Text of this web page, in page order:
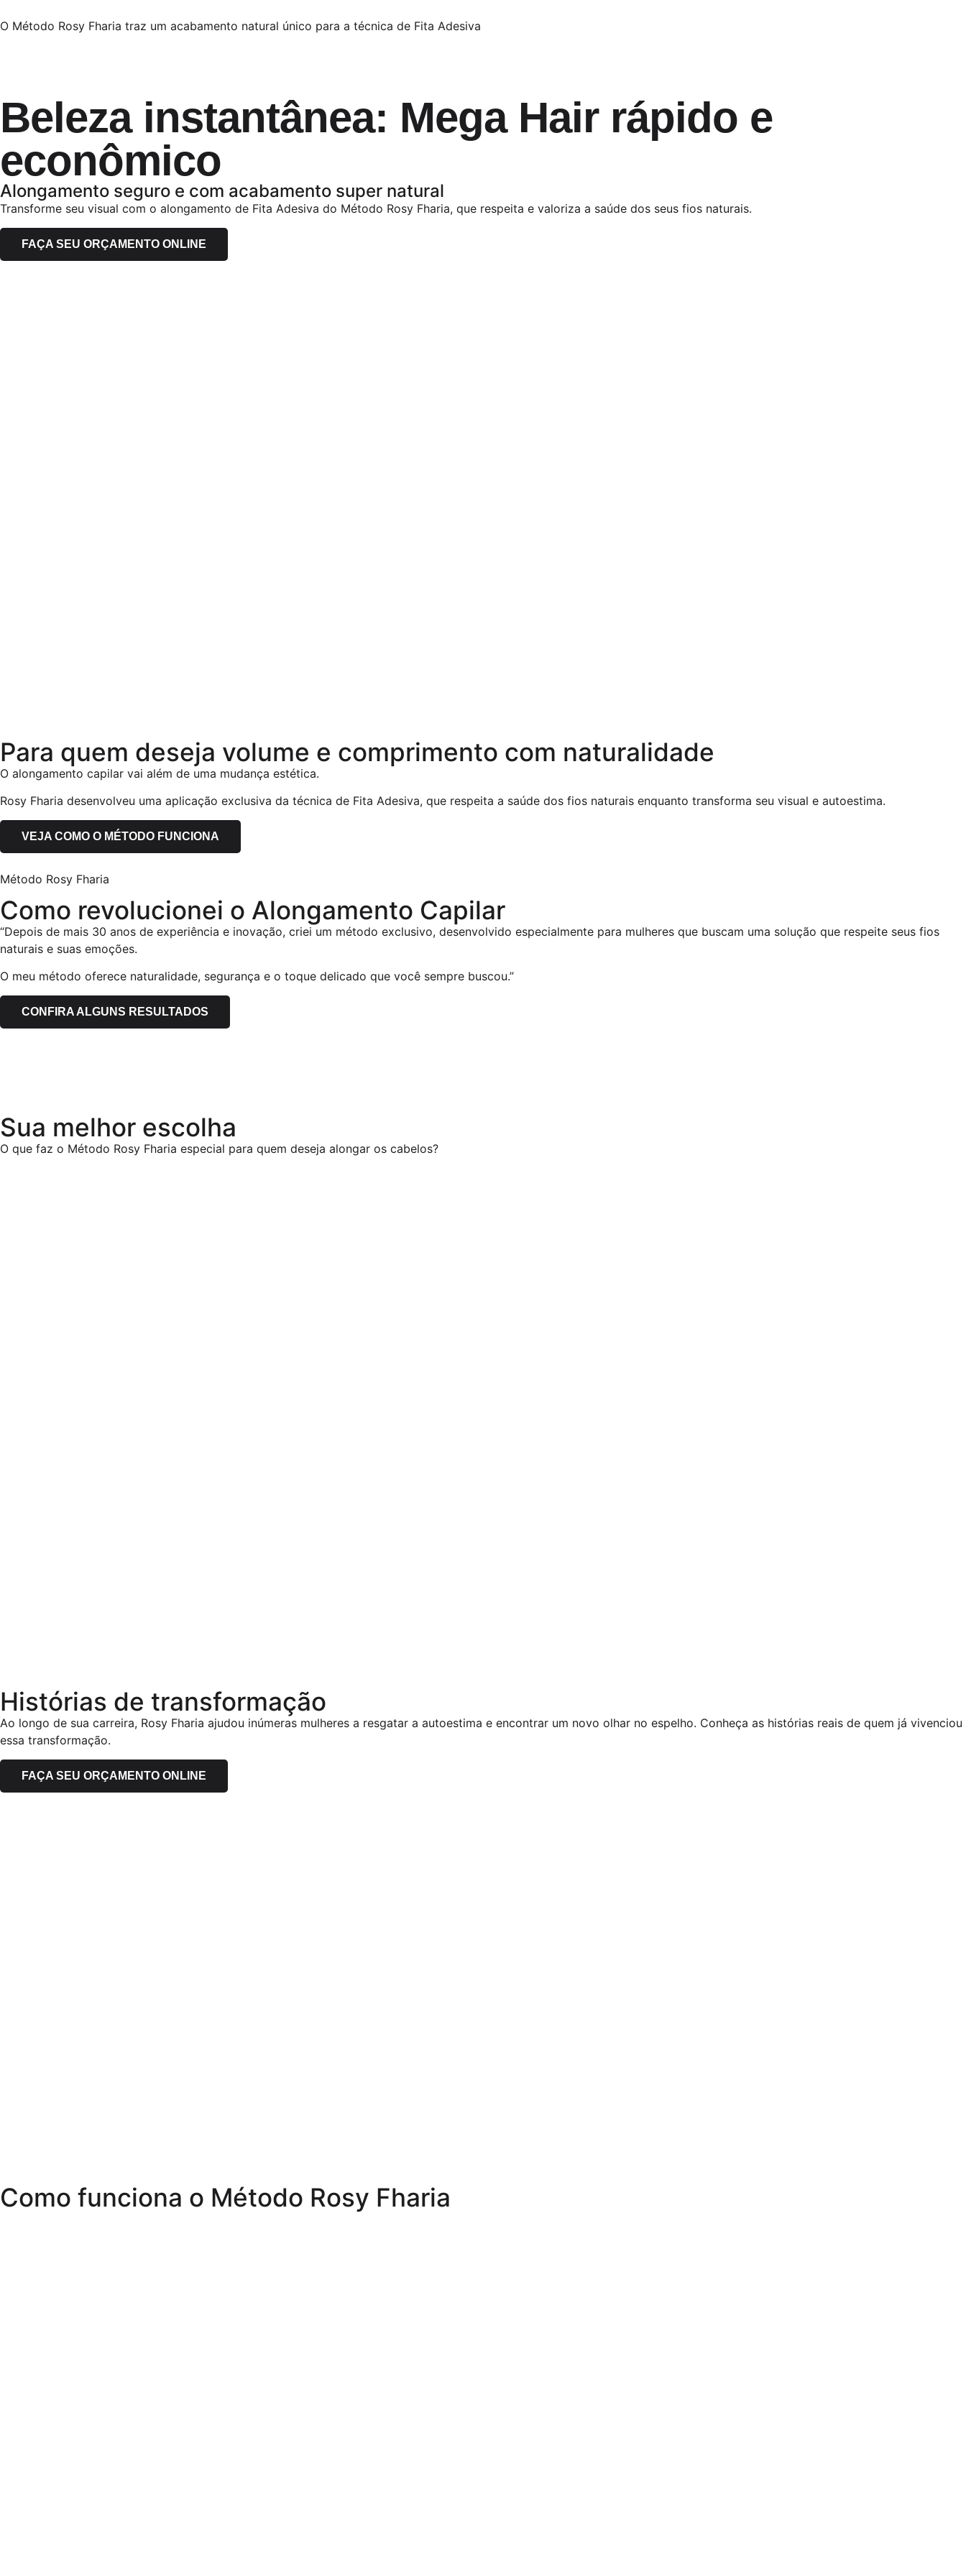
O Método Rosy Fharia traz um acabamento natural único para a técnica de Fita Adesiva
Beleza instantânea: Mega Hair rápido e
econômico
Alongamento seguro e com acabamento super natural
Transforme seu visual com o alongamento de Fita Adesiva do Método Rosy Fharia, que respeita e valoriza a saúde dos seus fios naturais.
FAÇA SEU ORÇAMENTO ONLINE
Para quem deseja volume e comprimento com naturalidade
O alongamento capilar vai além de uma mudança estética.
Rosy Fharia desenvolveu uma aplicação exclusiva da técnica de Fita Adesiva, que respeita a saúde dos fios naturais enquanto transforma seu visual e autoestima.
VEJA COMO O MÉTODO FUNCIONA
Método Rosy Fharia
Como revolucionei o Alongamento Capilar
“Depois de mais 30 anos de experiência e inovação, criei um método exclusivo, desenvolvido especialmente para mulheres que buscam uma solução que respeite seus fios
naturais e suas emoções.
O meu método oferece naturalidade, segurança e o toque delicado que você sempre buscou.”
CONFIRA ALGUNS RESULTADOS
Sua melhor escolha
O que faz o Método Rosy Fharia especial para quem deseja alongar os cabelos?
Histórias de transformação
Ao longo de sua carreira, Rosy Fharia ajudou inúmeras mulheres a resgatar a autoestima e encontrar um novo olhar no espelho. Conheça as histórias reais de quem já vivenciou
essa transformação.
FAÇA SEU ORÇAMENTO ONLINE
Como funciona o Método Rosy Fharia